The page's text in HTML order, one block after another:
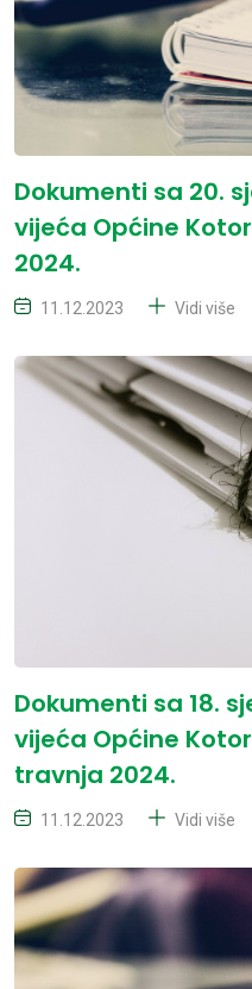
Dokumenti sa 20.
vijeća Općine
2024.
11.12.2023 Vidi više
Dokumenti sa 18.
vijeća Općine
travnja 2024.
11.12.2023 Vidi više